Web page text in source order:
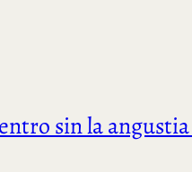
sin la